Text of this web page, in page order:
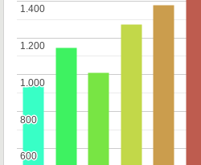
600
600
800
800
1.000
1.000
1.200
1.200
1.400
1.400